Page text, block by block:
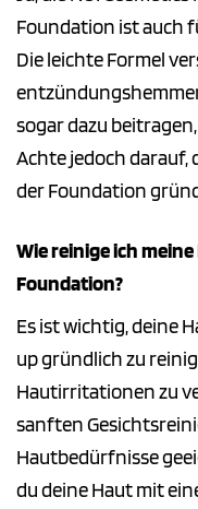
Foundation ist auch
Die leichte Formel
sogar dazu
Achte jedoch darauf,
der Foundation
Wie reinige ich
Foundation?
Es ist wichtig, deine
up gründlich zu
Hautirritationen zu
sanften
Hautbedürfnisse
du deine Haut mit